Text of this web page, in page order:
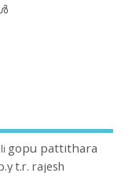
gopu pattithara
t.r. rajesh